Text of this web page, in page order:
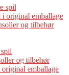
spil
original emballage
og tilbehør
og tilbehør
emballage